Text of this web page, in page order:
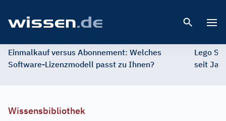
Einmalkauf versus Abonnement: Welches
Software-Lizenzmodell passt zu Ihnen?
Lego
seit
Wissensbibliothek